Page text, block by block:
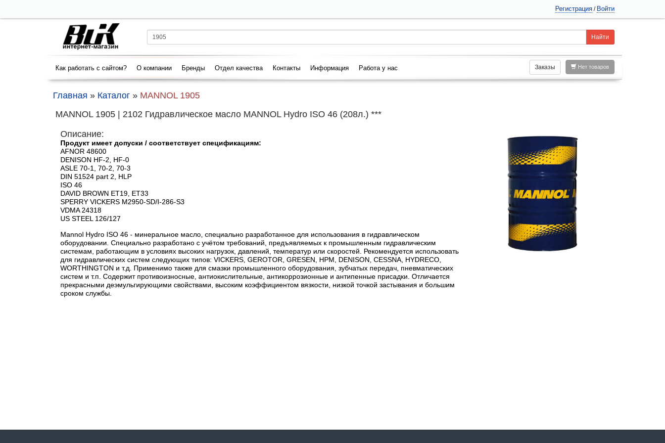
Регистрация / Войти
Как работать с сайтом? О компании Бренды Отдел качества Контакты Информация Работа у нас Нет товаров
Заказы
Главная » Каталог » MANNOL 1905
MANNOL 1905 | 2102 Гидравлическое масло MANNOL Hydro ISO 46 (208л.) ***
Описание:
Продукт имеет допуски / соответствует спецификациям:
AFNOR 48600
DENISON HF-2, HF-0
ASLE 70-1, 70-2, 70-3
DIN 51524 part 2, HLP
ISO 46
DAVID BROWN ET19, ET33
SPERRY VICKERS M2950-SD/I-286-S3
VDMA 24318
US STEEL 126/127
Mannol Hydro ISO 46 - минеральное масло, специально разработанное для использования в гидравлическом
оборудовании. Специально разработано с учётом требований, предъявляемых к промышленным гидравлическим
системам, работающим в условиях высоких нагрузок, давлений, температур или скоростей. Рекомендуется использовать
для гидравлических систем следующих типов: VICKERS, GEROTOR, GRESEN, HPM, DENISON, CESSNA, HYDRECO,
WORTHINGTON и т.д. Применимо также для смазки промышленного оборудования, зубчатых передач, пневматических
систем и т.п. Содержит противоизносные, антиокислительные, антикоррозионные и антипенные присадки. Отличается
прекрасными деэмульгирующими свойствами, высоким коэффициентом вязкости, низкой точкой застывания и большим
сроком службы.